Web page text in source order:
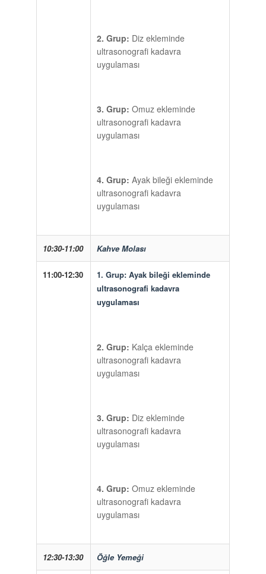
2. Grup: Diz ekleminde
ultrasonografi kadavra
uygulaması
3. Grup: Omuz ekleminde
ultrasonografi kadavra
uygulaması
4. Grup: Ayak bileği ekleminde
ultrasonografi kadavra
uygulaması
10:30-11:00 Kahve Molası
11:00-12:30 1. Grup:Ayak bileği ekleminde
ultrasonografi kadavra
uygulaması
2. Grup: Kalça ekleminde
ultrasonografi kadavra
uygulaması
3. Grup: Diz ekleminde
ultrasonografi kadavra
uygulaması
4. Grup: Omuz ekleminde
ultrasonografi kadavra
uygulaması
12:30-13:30 Öğle Yemeği